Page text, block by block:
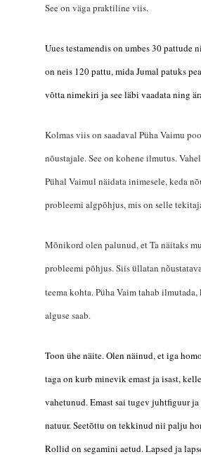
See on väga praktiline viis.
Uuestestamendis on umbes 30pattude
on neis 120 pattu, mida Jumal patuks
võtta nimekiri ja see läbi vaadata ning
Kolmas viis on saadaval Püha Vaimu
nõustajale. See on kohene ilmutus.
Pühal Vaimul näidata inimesele, keda
probleemi algpõhjus, mis on selle
Mõnikord olen palunud, et Ta näitaks
probleemi põhjus. Siis üllatan
teemakohta. Püha Vaim tahab ilmutada,
alguse saab.
Toon ühe näite. Olen näinud, et iga
taga on kurb minevik emast ja isast,
vahetunud. Emast sai tugev juhtfiguur ja
natuur. Seetõttu on tekkinud nii palju
Rollid on segamini aetud. Lapsed ja